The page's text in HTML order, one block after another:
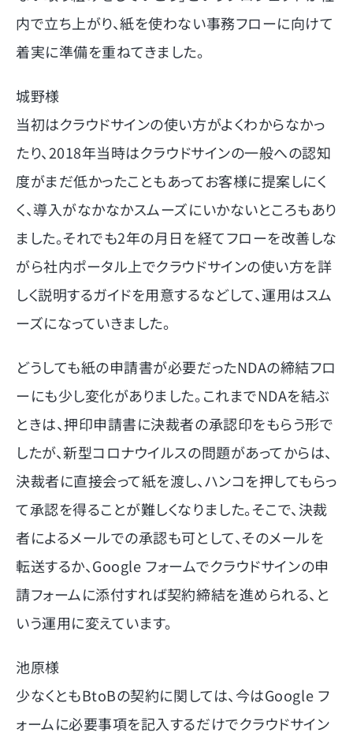
内で立ち上がり、紙を使わない事務フローに向けて
着実に準備を重ねてきました。
城野様
当初はクラウドサインの使い方がよくわからなかっ
たり、2018年当時はクラウドサインの一般への認知
度がまだ低かったこともあってお客様に提案しにく
く、導入がなかなかスムーズにいかないところもあり
ました。それでも2年の月日を経てフローを改善しな
がら社内ポータル上でクラウドサインの使い方を詳
しく説明するガイドを用意するなどして、運用はスム
ーズになっていきました。
どうしても紙の申請書が必要だったNDAの締結フロ
ーにも少し変化がありました。これまでNDAを結ぶ
ときは、押印申請書に決裁者の承認印をもらう形で
したが、新型コロナウイルスの問題があってからは、
決裁者に直接会って紙を渡し、ハンコを押してもらっ
て承認を得ることが難しくなりました。そこで、決裁
者によるメールでの承認も可として、そのメールを
転送するか、Google フォームでクラウドサインの申
請フォームに添付すれば契約締結を進められる、と
いう運用に変えています。
池原様
少なくともBtoBの契約に関しては、今はGoogle フ
ォームに必要事項を記入するだけでクラウドサイン